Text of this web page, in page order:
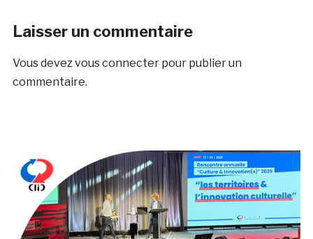
Laisser un commentaire
Vous devezvous connecterpour publier un
commentaire.